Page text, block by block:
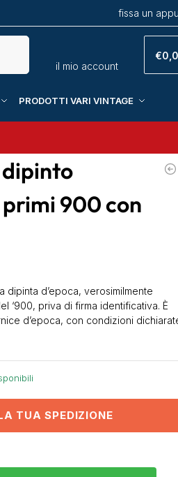
fissa un
il mio account
€
PRODOTTI VARI VINTAGE
primi 900 con
dipinta d’epoca, verosimilmente
‘900, priva di firma identificativa. È
d’epoca, con condizioni
TUA SPEDIZIONE